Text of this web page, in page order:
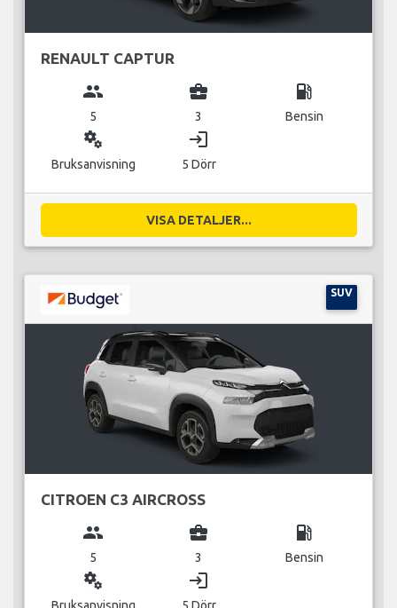
RENAULT CAPTUR
group
5
business_center
3
local_gas_station
Bensin
miscellaneous_services
Bruksanvisning
login
5 Dörr
VISA DETALJER...
SUV
CITROEN C3 AIRCROSS
group
5
business_center
3
local_gas_station
Bensin
miscellaneous_services login